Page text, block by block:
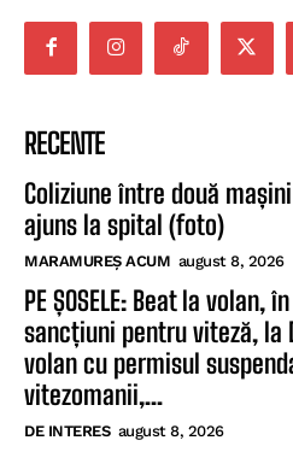
RECENTE
Coliziune între două
ajuns la spital (foto)
MARAMUREȘ ACUM august 8, 2026
PE ȘOSELE: Beat la volan,
sancțiuni pentru viteză, la
volan cu permisul
vitezomanii,...
DE INTERES august 8, 2026